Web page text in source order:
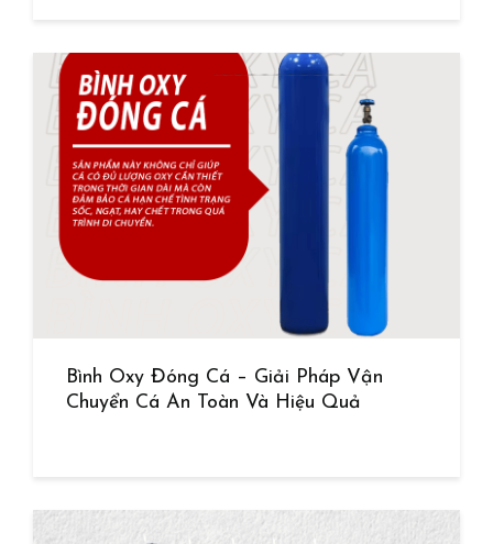
Bình Oxy Đóng Cá – Giải Pháp Vận
Chuyển Cá An Toàn Và Hiệu Quả